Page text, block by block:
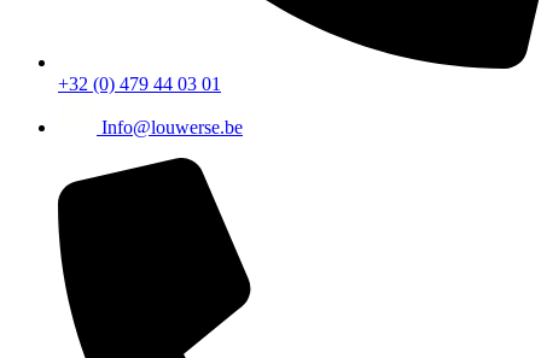
+32 (0) 479 44 03 01
Info@louwerse.be